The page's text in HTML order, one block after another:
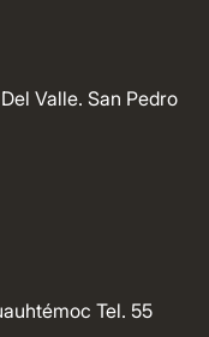
Valle. San Pedro
Tel. 55